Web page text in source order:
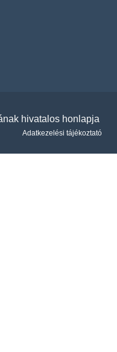
hivatalos honlapja
Adatkezelési tájékoztató